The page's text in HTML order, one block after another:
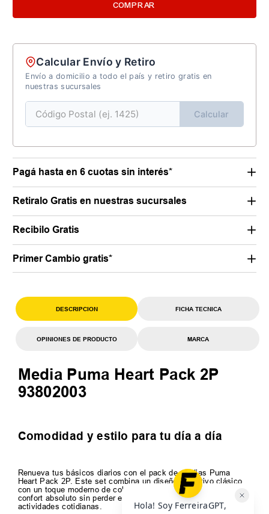
COMPRAR
Calcular Envío y Retiro
Envío a domicilio a todo el país y retiro gratis en
nuestras sucursales
Calcular
Pagá hasta en 6 cuotas sin interés*
Retiralo Gratis en nuestras sucursales
Recibilo Gratis
Primer Cambio gratis*
DESCRIPCION FICHA TECNICA
OPINIONES DE PRODUCTO MARCA
Media Puma Heart Pack 2P
93802003
Comodidad y estilo para tu día a día
Renueva tus básicos diarios con el pack de medias Puma
Heart Pack 2P. Este set combina un diseño deportivo clásico
con un toque moderno de color, ideal para quienes buscan
confort absoluto sin perder el estilo en sus entrenamientos o
actividades cotidianas.